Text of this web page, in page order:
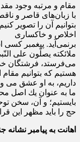
مقام و مرتبه‌ وجود
با زبان‌هاى قاصر و
بتوانیم آن را تصویر
اخلاص و خاكسارى
برنمى‌آید. پیغمبر
ملائكته یصلّون على
می‌فرستد، فرشتگان
هستیم كه بتوانیم
داریم، به او عشق می
ما به عنوان یك اصل
بایستیم؛ و آن، سخن
حج را باید مظهر این قرار
اهانت به پیامبر